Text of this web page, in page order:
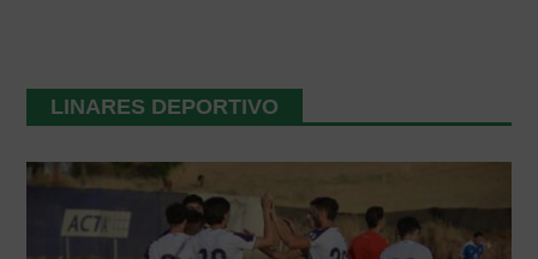
LINARES DEPORTIVO